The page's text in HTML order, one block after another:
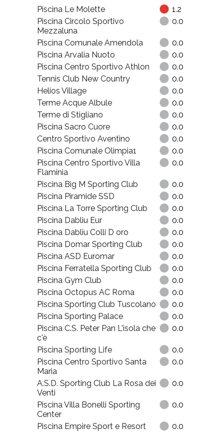
Piscina Le Molette
1.2
Piscina Circolo Sportivo
Mezzaluna
0.0
Piscina Comunale Amendola
0.0
Piscina Arvalia Nuoto
0.0
Piscina Centro Sportivo Athlon
0.0
Tennis Club New Country
0.0
Helios Village
0.0
Terme Acque Albule
0.0
Terme di Stigliano
0.0
Piscina Sacro Cuore
0.0
Centro Sportivo Aventino
0.0
Piscina Comunale Olimpia1
0.0
Piscina Centro Sportivo Villa
Flaminia
0.0
Piscina Big M Sporting Club
0.0
Piscina Piramide SSD
0.0
Piscina La Torre Sporting Club
0.0
Piscina Dabliu Eur
0.0
Piscina Dabliu Colli D oro
0.0
Piscina Domar Sporting Club
0.0
Piscina ASD Euromar
0.0
Piscina Ferratella Sporting Club
0.0
Piscina Gym Club
0.0
Piscina Octopus AC Roma
0.0
Piscina Sporting Club Tuscolano
0.0
Piscina Sporting Palace
0.0
Piscina C.S. Peter Pan L'isola che
c'è
0.0
Piscina Sporting Life
0.0
Piscina Centro Sportivo Santa
Maria
0.0
A.S.D. Sporting Club La Rosa dei
Venti
0.0
Piscina Villa Bonelli Sporting
Center
0.0
Piscina Empire Sport e Resort 0.0